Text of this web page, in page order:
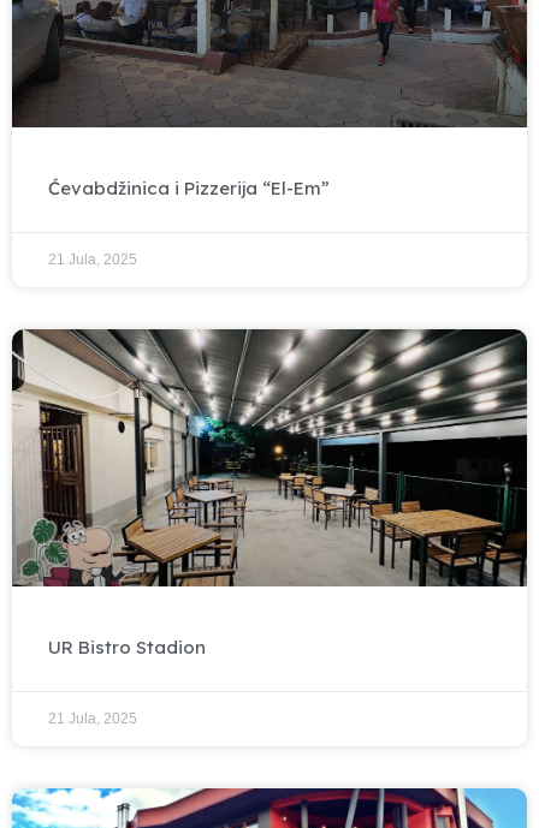
Ćevabdžinica i Pizzerija “El-Em”
21 Jula, 2025
UR Bistro Stadion
21 Jula, 2025